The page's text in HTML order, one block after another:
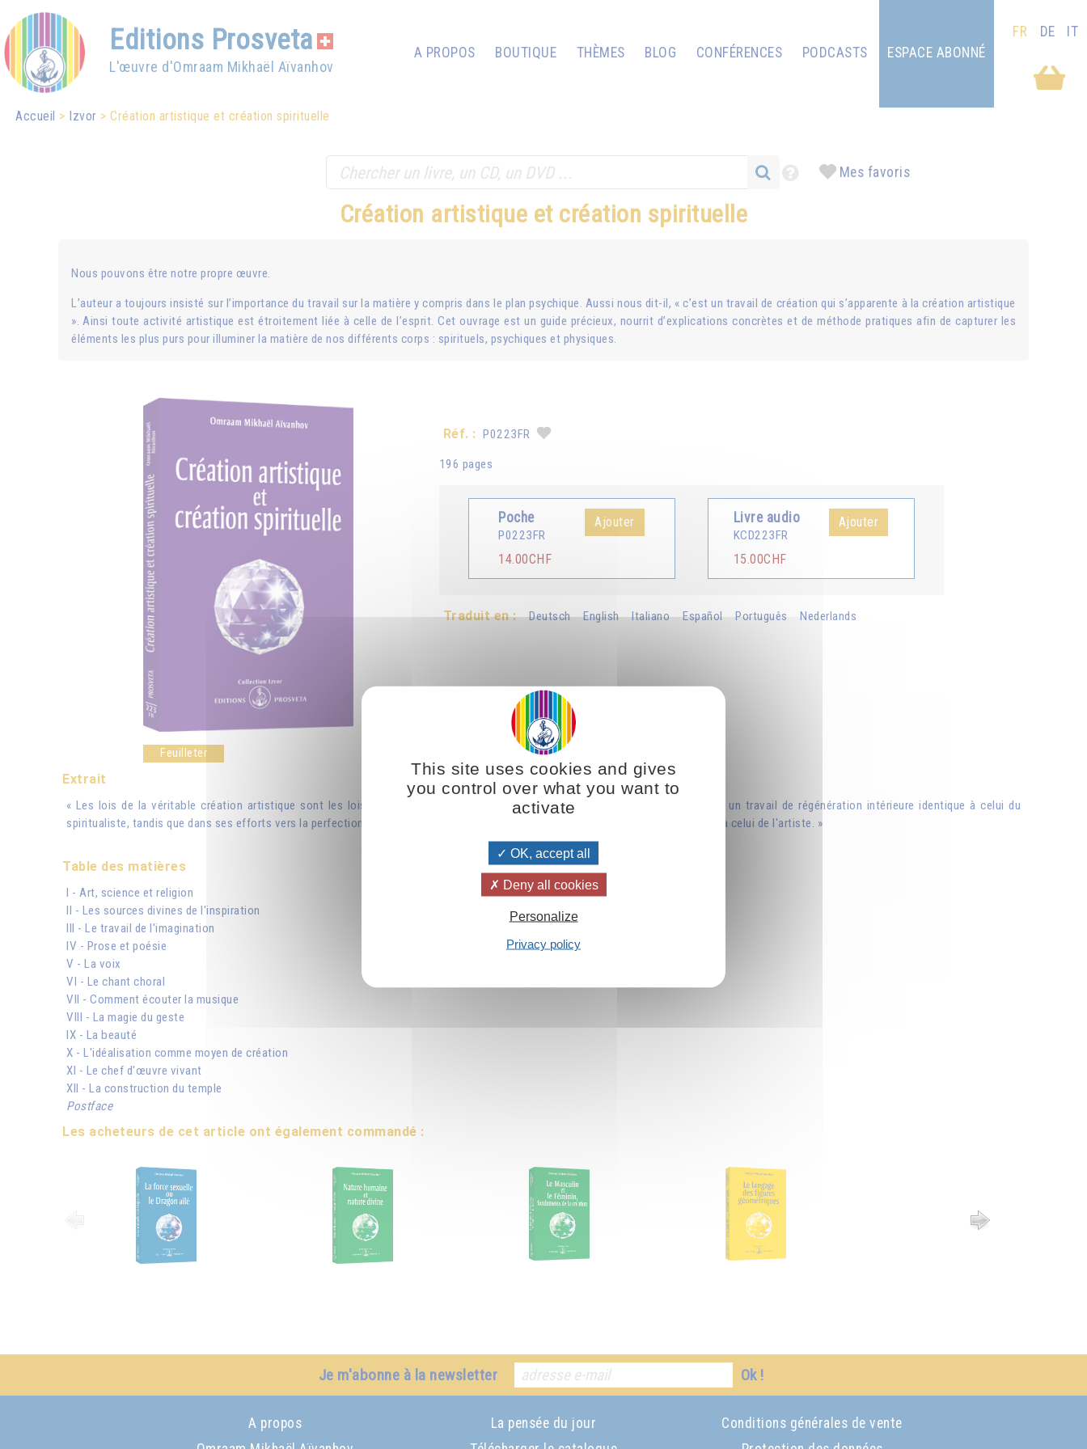
Editions Prosveta
L'œuvre d'Omraam Mikhaël Aïvanhov
A PROPOS BOUTIQUE THÈMES BLOG CONFÉRENCES PODCASTS ESPACE ABONNÉ
FR DE IT
Accueil Izvor Création artistique et création spirituelle
Mes favoris
Création artistique et création spirituelle
Nous pouvons être notre propre œuvre.
L’auteur a toujours insisté sur l’importance du travail sur la matière y compris dans le plan psychique. Aussi nous dit-il, « c’est un travail de création qui s’apparente à la création artistique
». Ainsi toute activité artistique est étroitement liée à celle de l’esprit. Cet ouvrage est un guide précieux, nourrit d’explications concrètes et de méthode pratiques afin de capturer les
éléments les plus purs pour illuminer la matière de nos différents corps : spirituels, psychiques et physiques.
Feuilleter
Réf. : P0223FR
196 pages
Poche
P0223FR
14.00CHF
Ajouter Livre audio
KCD223FR
15.00CHF
Ajouter
Traduit en : Deutsch English Italiano Español Português Nederlands
Extrait
« Les lois de la véritable création artistique sont les lois de la création spirituelle. En édifiant son œuvre, l'artiste entreprend un travail de régénération intérieure identique à celui du
spiritualiste, tandis que dans ses efforts vers la perfection le spiritualiste accomplit sur lui-même un travail de création identique à celui de l'artiste. »
Table des matières
I - Art, science et religion
II - Les sources divines de l'inspiration
III - Le travail de l'imagination
IV - Prose et poésie
V - La voix
VI - Le chant choral
VII - Comment écouter la musique
VIII - La magie du geste
IX - La beauté
X - L'idéalisation comme moyen de création
XI - Le chef d'œuvre vivant
XII - La construction du temple
Postface
Les acheteurs de cet article ont également commandé :
Je m'abonne à la newsletter Ok !
A propos
La pensée du jour
Conditions générales de vente
This site uses cookies and gives
you control over what you want to
activate
OK, accept all
Deny all cookies
Personalize
Privacy policy